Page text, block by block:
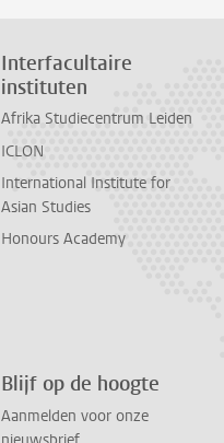
Interfacultaire
instituten
Afrika Studiecentrum Leiden
ICLON
International Institute for
Asian Studies
Honours Academy
Blijf op de hoogte
Aanmelden voor onze